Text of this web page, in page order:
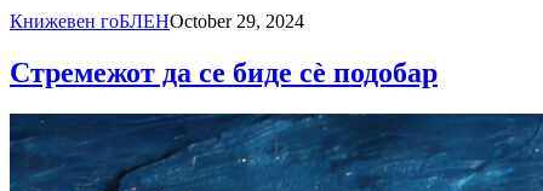
Книжевен гоБЛЕНOctober 29, 2024
Стремежот да се биде сè подобар